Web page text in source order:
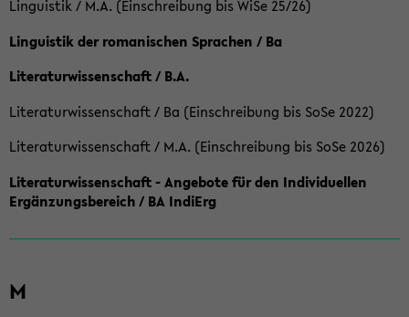
Linguistik / M.A. (Einschreibung bis WiSe 25/26)
Linguistik der romanischen Sprachen / Ba
Literaturwissenschaft / B.A.
Literaturwissenschaft / Ba (Einschreibung bis SoSe 2022)
Literaturwissenschaft / M.A. (Einschreibung bis SoSe 2026)
Literaturwissenschaft - Angebote für den Individuellen
Ergänzungsbereich / BA IndiErg
M